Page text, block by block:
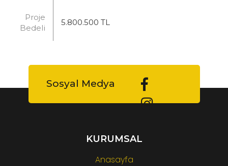
Proje
Bedeli
5.800.500 TL
Sosyal Medya
KURUMSAL
Anasayfa